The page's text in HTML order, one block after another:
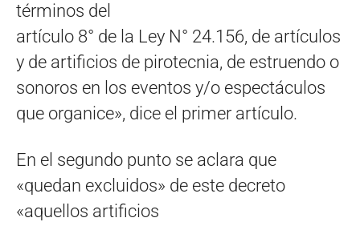
términos del
artículo 8° de la Ley N° 24.156, de artículos
y de artificios de pirotecnia, de estruendo o
sonoros en los eventos y/o espectáculos
que organice», dice el primer artículo.
En el segundo punto se aclara que
«quedan excluidos» de este decreto
«aquellos artificios